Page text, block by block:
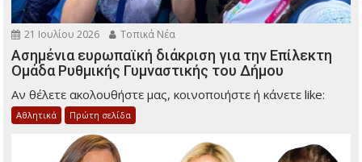
21 Ιουλίου 2026 Τοπικά Νέα
Ασημένια ευρωπαϊκή διάκριση για την Επίλεκτη
Ομάδα Ρυθμικής Γυμναστικής του Δήμου
Αν θέλετε ακολουθήστε μας, κοινοποιήστε ή κάνετε like:
Αθλητικά Πρώτη σελίδα